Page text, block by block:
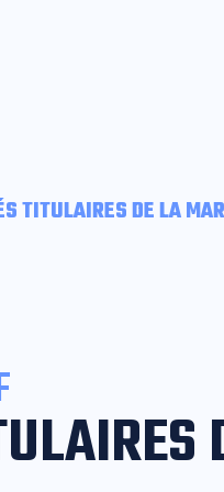
TITULAIRES DE LA